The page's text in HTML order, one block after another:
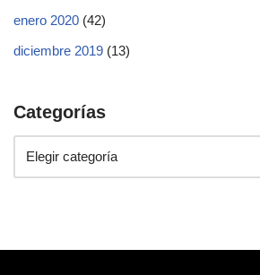
enero 2020 (42)
diciembre 2019 (13)
Categorías